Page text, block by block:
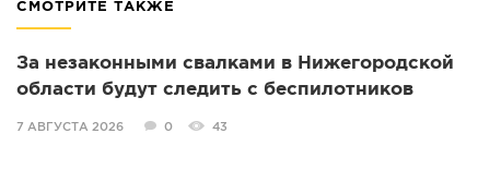
СМОТРИТЕ ТАКЖЕ
За незаконными свалками в Нижегородской
области будут следить с беспилотников
7 АВГУСТА 2026 0 43